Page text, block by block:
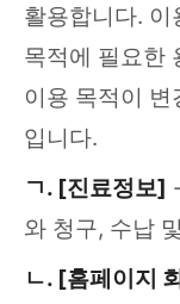
활용합니다. 이
목적에 필요한
이용 목적이
입니다.
ㄱ. [진료정보]
와 청구, 수납
ㄴ. [홈페이지